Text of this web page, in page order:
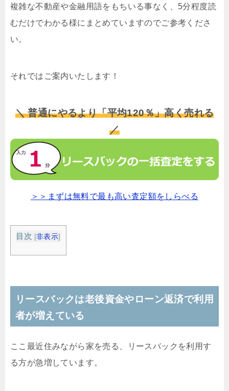
複雑な不動産や金融用語をもちいる事なく、5分程度読
むだけでわかる様にまとめていますのでご参考くださ
い。
それではご案内いたします！
＼ 普通にやるより「平均120％」高く売れる
／
＞＞まずは無料で最も高い査定額をしらべる
目次 [非表示]
リースバックは老後資金やローン返済で利用
者が増えている
ここ最近住みながら家を売る、リースバックを利用す
る方が急増しています。